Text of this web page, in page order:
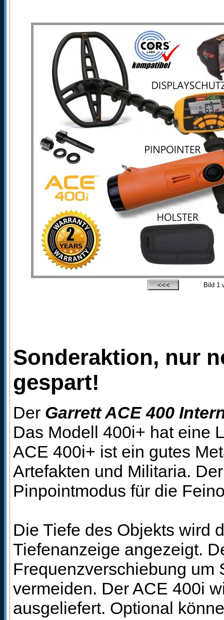
Bild 1
Sonderaktion, nur
gespart!
Der Garrett ACE 400
Das Modell 400i+ hat eine
ACE 400i+ ist ein gutes
Artefakten und Militaria.
Pinpointmodus für die
Die Tiefe des Objekts wird
Tiefenanzeige angezeigt.
Frequenzverschiebung um
vermeiden. Der ACE 400i
ausgeliefert. Optional